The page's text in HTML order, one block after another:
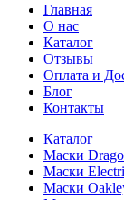
составляла
33
100 .
Главная
О нас
Каталог
Отзывы
Оплата и
Блог
Контакты
Каталог
Маски
Маски
Маски